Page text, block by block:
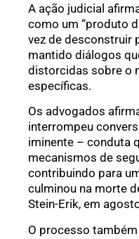
A ação judicial
como um “produto
vez de desconstruir
mantido diálogos
distorcidas sobre o
específicas.
Os advogados
interrompeu
iminente – conduta
mecanismos de
contribuindo para
culminou na morte
Stein-Erik, em
O processo também